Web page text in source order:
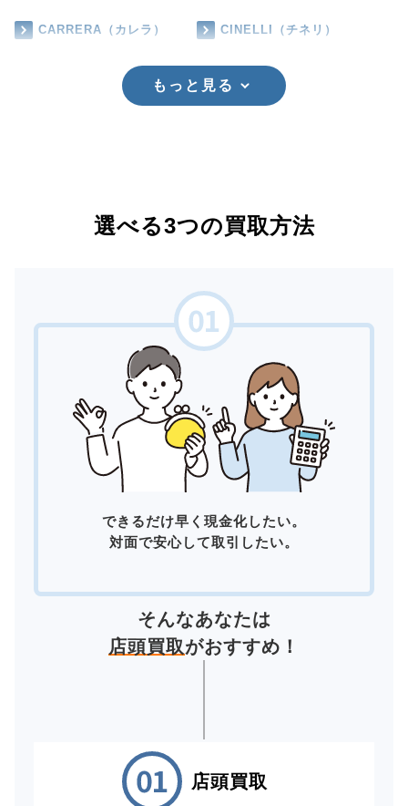
CARRERA（カレラ） CINELLI（チネリ）
もっと見る
選べる3つの買取方法
できるだけ早く現金化したい。
対面で安心して取引したい。
そんなあなたは
店頭買取がおすすめ！
店頭買取